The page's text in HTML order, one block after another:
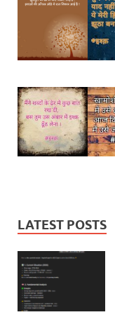
LATEST POSTS